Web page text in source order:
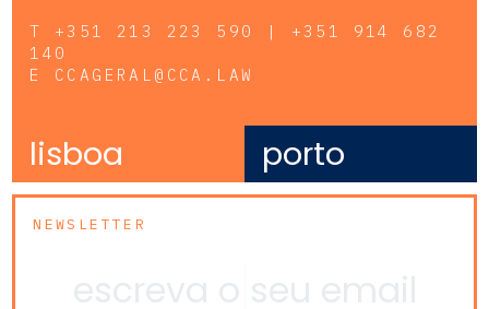
T +351 213 223 590 | +351 914 682
140
E CCAGERAL@CCA.LAW
lisboa porto
NEWSLETTER